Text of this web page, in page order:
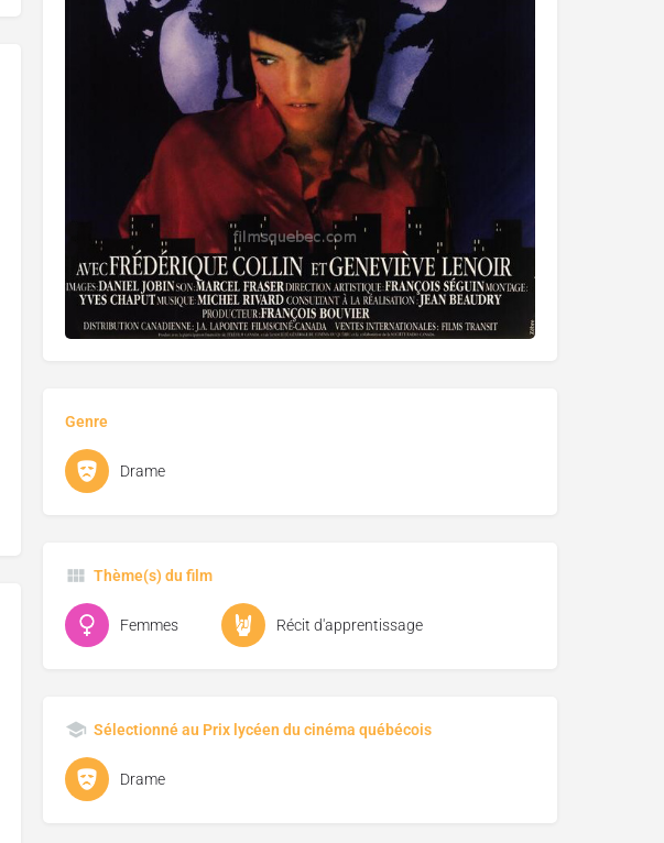
Genre
Drame
Thème(s) du film
Femmes Récit d'apprentissage
Sélectionné au Prix lycéen du cinéma québécois
Drame